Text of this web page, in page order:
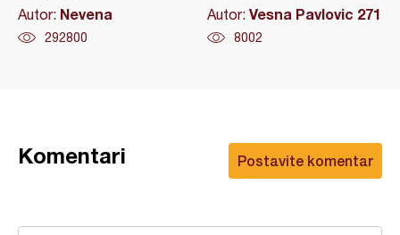
Autor: Nevena
292800
Autor: Vesna Pavlovic 271
8002
Postavite komentar
Komentari